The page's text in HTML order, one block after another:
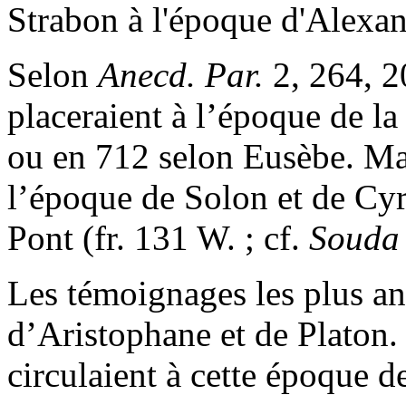
Strabon à l'époque
SelonAnecd. Par. 2, 264,
placeraient à l’époque de
ou en 712 selon Eusèbe.
l’époque de Solon et de
Pont (fr. 131 W. ; cf. Souda
Les témoignages les plus
d’Aristophane et de
circulaient à cette époque